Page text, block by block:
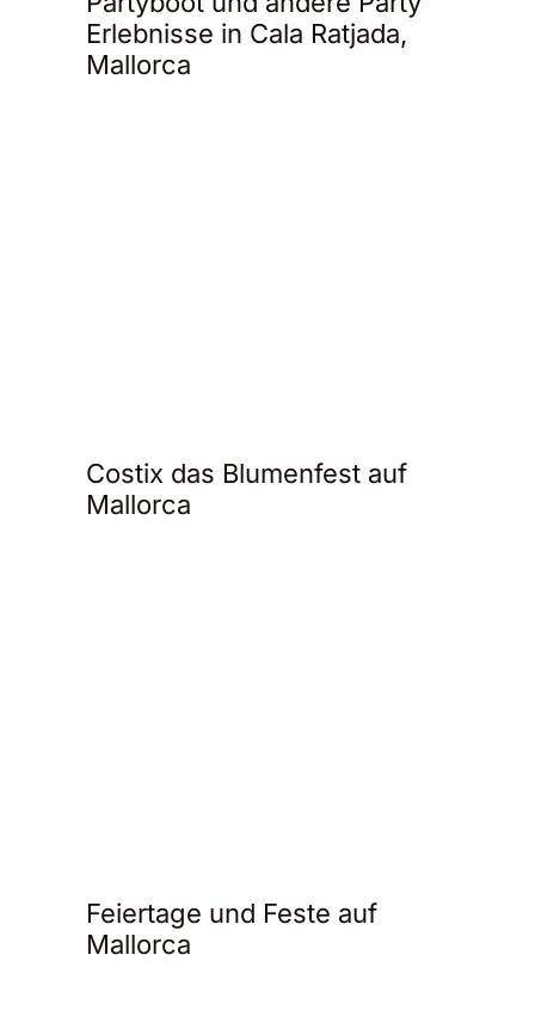
Erlebnisse in Cala Ratjada,
Mallorca
Costix das Blumenfest auf
Mallorca
Feiertage und Feste auf
Mallorca